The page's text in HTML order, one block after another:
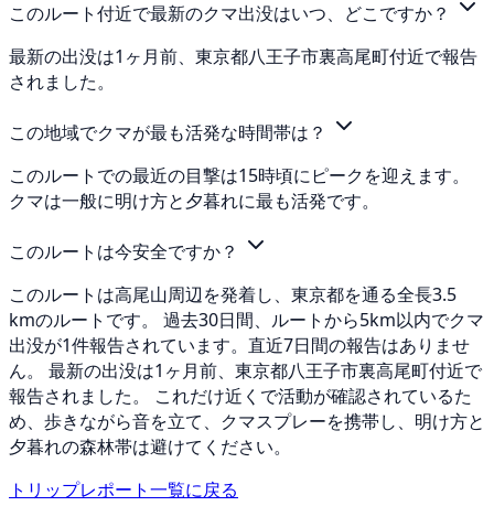
このルート付近で最新のクマ出没はいつ、どこですか？
最新の出没は1ヶ月前、東京都八王子市裏高尾町付近で報告
されました。
この地域でクマが最も活発な時間帯は？
このルートでの最近の目撃は15時頃にピークを迎えます。
クマは一般に明け方と夕暮れに最も活発です。
このルートは今安全ですか？
このルートは高尾山周辺を発着し、東京都を通る全長3.5
kmのルートです。 過去30日間、ルートから5km以内でクマ
出没が1件報告されています。直近7日間の報告はありませ
ん。 最新の出没は1ヶ月前、東京都八王子市裏高尾町付近で
報告されました。 これだけ近くで活動が確認されているた
め、歩きながら音を立て、クマスプレーを携帯し、明け方と
夕暮れの森林帯は避けてください。
トリップレポート一覧に戻る